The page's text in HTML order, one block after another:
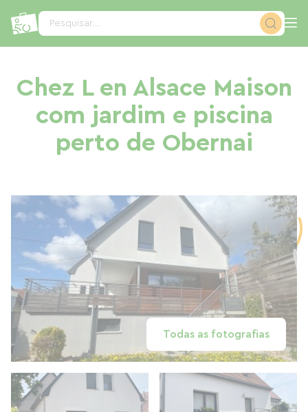
Pesquisar...
Chez L en Alsace Maison
com jardim e piscina
perto de Obernai
Todas as fotografias
Painel de Gerenciamento de Cookies